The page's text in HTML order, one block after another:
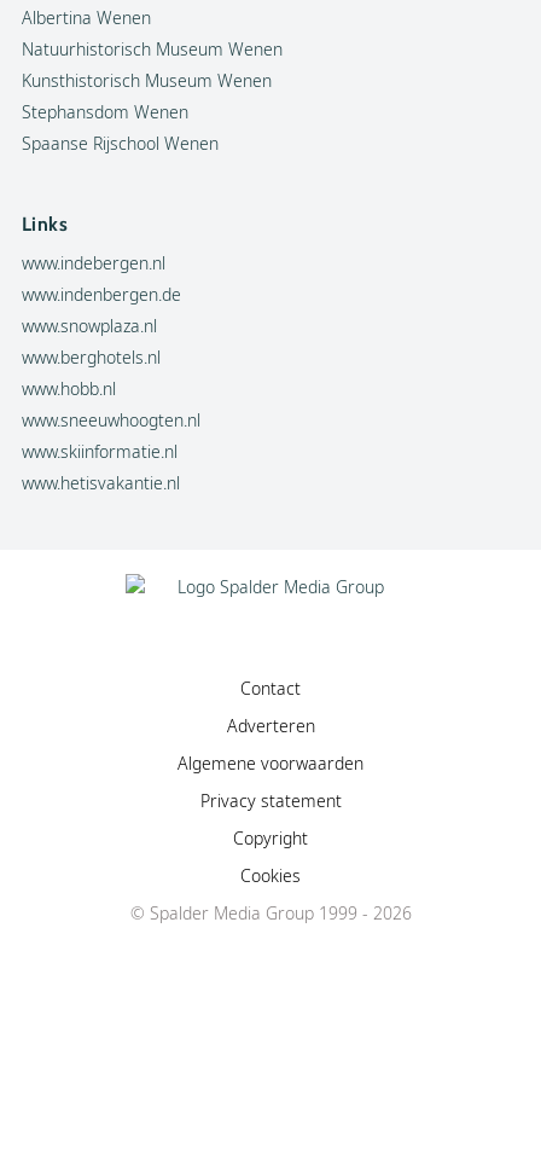
Albertina Wenen
Natuurhistorisch Museum Wenen
Kunsthistorisch Museum Wenen
Stephansdom Wenen
Spaanse Rijschool Wenen
Links
www.indebergen.nl
www.indenbergen.de
www.snowplaza.nl
www.berghotels.nl
www.hobb.nl
www.sneeuwhoogten.nl
www.skiinformatie.nl
www.hetisvakantie.nl
Contact
Adverteren
Algemene voorwaarden
Privacy statement
Copyright
Cookies
© Spalder Media Group 1999 - 2026